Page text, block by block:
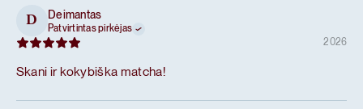
D Deimantas
Patvirtintas pirkėjas
2026
Skani ir kokybiška matcha!